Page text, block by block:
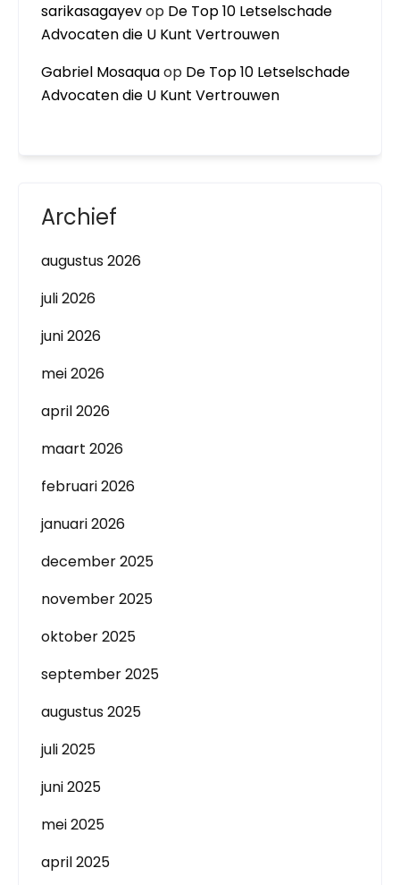
sarikasagayevop De Top 10 Letselschade
Advocaten die U Kunt Vertrouwen
Gabriel Mosaquaop De Top 10 Letselschade
Advocaten die U Kunt Vertrouwen
Archief
augustus 2026
juli 2026
juni 2026
mei 2026
april 2026
maart 2026
februari 2026
januari 2026
december 2025
november 2025
oktober 2025
september 2025
augustus 2025
juli 2025
juni 2025
mei 2025
april 2025